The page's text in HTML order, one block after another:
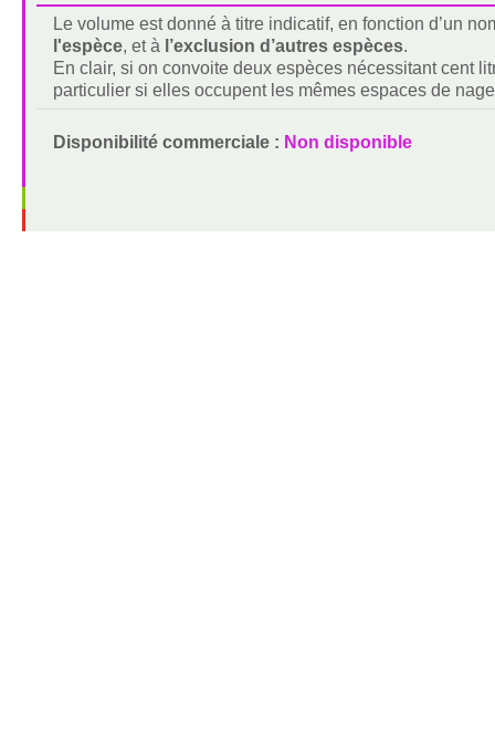
Le volume est donné à titre indicatif, en fonction d’un
l'espèce, et à l’exclusion d’autres espèces.
En clair, si on convoite deux espèces nécessitant cent
particulier si elles occupent les mêmes espaces de
Disponibilité commerciale : Non disponible